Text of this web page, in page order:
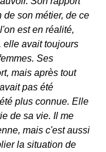
son métier, de ce
est en réalité,
elle avait toujours
Ses
mais après tout
pas été
plus connue. Elle
de sa vie. Il me
mais c'est aussi
la situation de